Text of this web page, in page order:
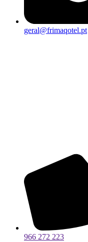
geral@frimaqotel.pt
966 272 223